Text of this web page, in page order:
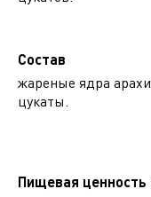
Состав
жареные ядра
цукаты.
Пищевая ценность